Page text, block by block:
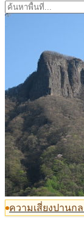
ความเสี่ยงปานก